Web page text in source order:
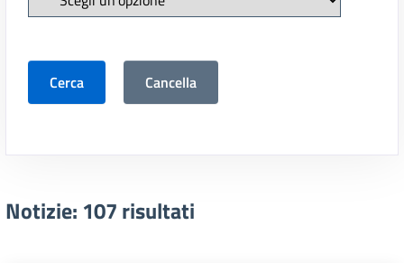
Cerca Cancella
Notizie: 107 risultati